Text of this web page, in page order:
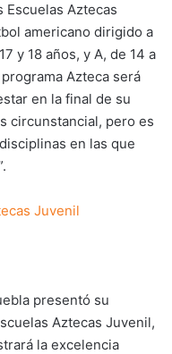
Escuelas Aztecas
americano dirigido a
y 18 años, y A, de 14 a
Azteca será
en la final de su
circunstancial, pero es
en las que
Juvenil
presentó su
Aztecas Juvenil,
la excelencia